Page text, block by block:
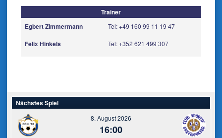
Trainer
Egbert Zimmermann
Tel: +49 160 99 11 19 47
Felix Hinkels Tel: +352 621 499 307
Nächstes Spiel
8. August 2026
16:00